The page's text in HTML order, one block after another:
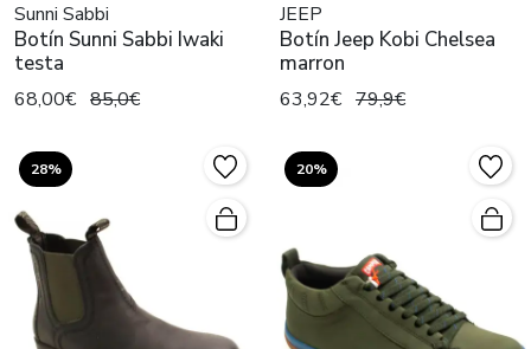
Sunni Sabbi
Botín Sunni Sabbi Iwaki
testa
68,00€ 85,0€
JEEP
Botín Jeep Kobi Chelsea
marron
63,92€ 79,9€
28% 20%